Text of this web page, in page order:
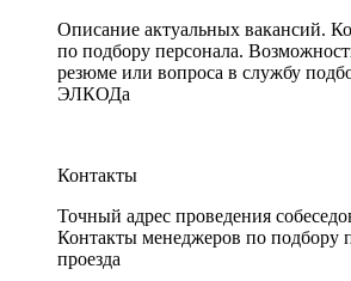
Описание актуальных вакансий.
по подбору персонала.
резюме или вопроса в службу
ЭЛКОДа
Контакты
Точный адрес проведения
Контакты менеджеров по подбору
проезда